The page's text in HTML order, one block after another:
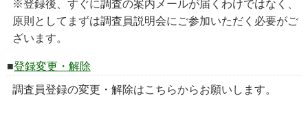
※登録後、すぐに調査の案内メールが届くわけではなく、
原則としてまずは調査員説明会にご参加いただく必要がご
ざいます。
登録変更・解除
調査員登録の変更・解除はこちらからお願いします。